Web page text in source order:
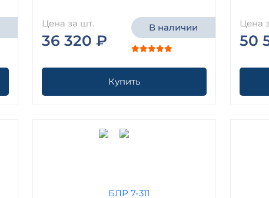
Цена за шт.
36 320 ₽
В наличии
Купить
Цена
50